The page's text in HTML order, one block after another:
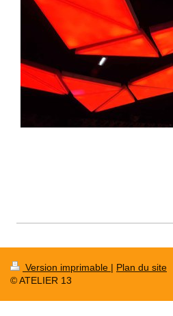
Version imprimable | Plan du site
© ATELIER 13